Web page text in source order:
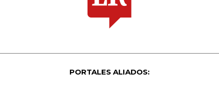
PORTALES ALIADOS: